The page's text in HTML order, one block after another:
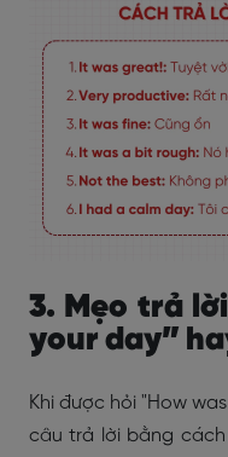
3. Mẹo trả
your day”
Khi được hỏi "How
câu trả lời bằng